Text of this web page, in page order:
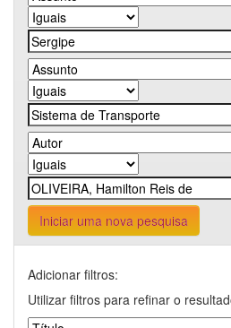
Iniciar uma nova pesquisa
Adicionar filtros:
Utilizar filtros para refinar o